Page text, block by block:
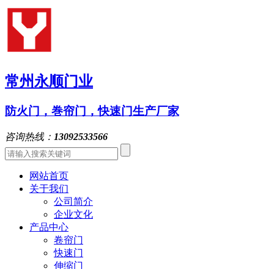
常州永顺门业
防火门，巻帘门，快速门生产厂家
咨询热线： 13092533566
网站首页
关于我们
公司简介
企业文化
产品中心
卷帘门
快速门
伸缩门